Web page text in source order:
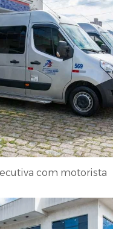
com motorista